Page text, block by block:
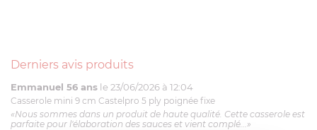
Derniers avis produits
Emmanuel 56 ans le 23/06/2026 à 12:04
Casserole mini 9 cm Castelpro 5 ply poignée fixe
«Nous sommes dans un produit de haute qualité. Cette casserole est
parfaite pour l'élaboration des sauces et vient complé...»